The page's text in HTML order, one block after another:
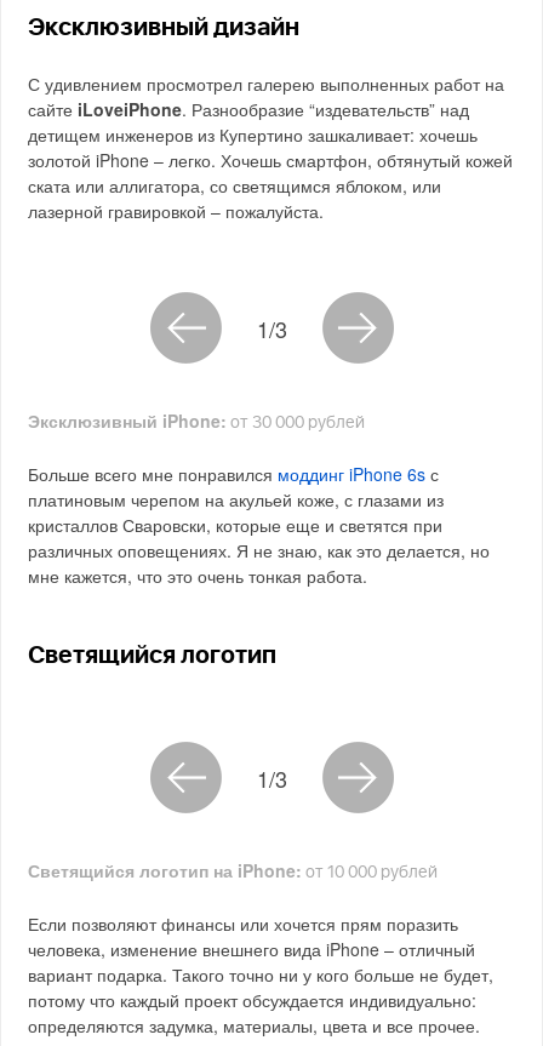
Эксклюзивный дизайн
С удивлением просмотрел галерею выполненных работ на
сайте iLoveiPhone. Разнообразие “издевательств” над
детищем инженеров из Купертино зашкаливает: хочешь
золотой iPhone – легко. Хочешь смартфон, обтянутый кожей
ската или аллигатора, со светящимся яблоком, или
лазерной гравировкой – пожалуйста.
1/3
Эксклюзивный iPhone: от 30 000 рублей
Больше всего мне понравился моддинг iPhone 6s с
платиновым черепом на акульей коже, с глазами из
кристаллов Сваровски, которые еще и светятся при
различных оповещениях. Я не знаю, как это делается, но
мне кажется, что это очень тонкая работа.
Светящийся логотип
1/3
Светящийся логотип на iPhone: от 10 000 рублей
Если позволяют финансы или хочется прям поразить
человека, изменение внешнего вида iPhone – отличный
вариант подарка. Такого точно ни у кого больше не будет,
потому что каждый проект обсуждается индивидуально:
определяются задумка, материалы, цвета и все прочее.